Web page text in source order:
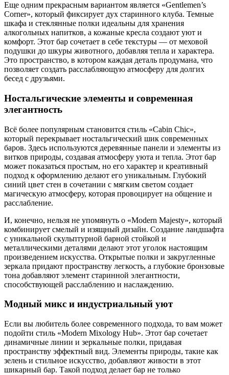
Еще одним прекрасным вариантом является «Gentlemen’s
Corner», который фиксирует дух старинного клуба. Темные
шкафа и стеклянные полки идеальны для хранения
алкогольных напитков, а кожаные кресла создают уют и
комфорт. Этот бар сочетает в себе текстуры — от меховой
подушки до шкуры животного, добавляя тепла и характера.
Это пространство, в котором каждая деталь продумана, что
позволяет создать расслабляющую атмосферу для долгих
бесед с друзьями.
Ностальгические элементы и современная
элегантность
Всё более популярным становится стиль «Cabin Chic»,
который перекрывает ностальгический шик современных
баров. Здесь используются деревянные панели и элементы из
витков природы, создавая атмосферу уюта и тепла. Этот бар
может показаться простым, но его характер и креативный
подход к оформлению делают его уникальным. Глубокий
синий цвет стен в сочетании с мягким светом создает
магическую атмосферу, которая провоцирует на общение и
расслабление.
И, конечно, нельзя не упомянуть о «Modern Majesty», который
комбинирует смелый и изящный дизайн. Создание ландшафта
с уникальной скульптурной барной стойкой и
металлическими деталями делают этот уголок настоящим
произведением искусства. Открытые полки и закругленные
зеркала придают пространству легкость, а глубокие бронзовые
тона добавляют элемент старинной элегантности,
способствующей расслаблению и наслаждению.
Модный микс и индустриальный уют
Если вы любитель более современного подхода, то вам может
подойти стиль «Modern Mixology Hub». Этот бар сочетает
динамичные линии и зеркальные полки, придавая
пространству эффектный вид. Элементы природы, такие как
зелень и стильное искусство, добавляют живости в этот
шикарный бар. Такой подход делает бар не только